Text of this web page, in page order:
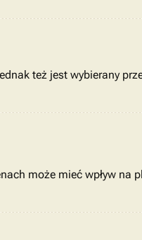
też jest wybierany
może mieć wpływ na